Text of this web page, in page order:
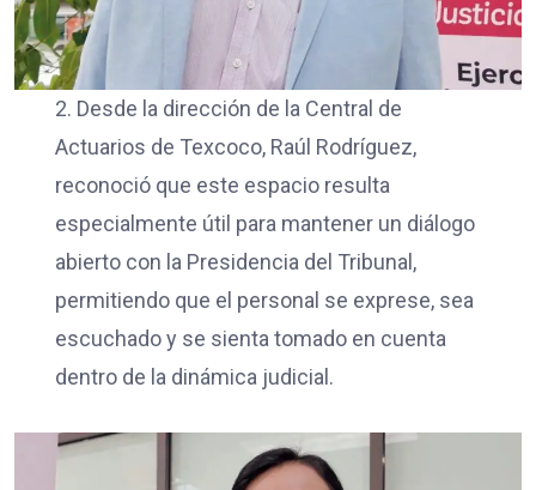
2. Desde la dirección de la Central de
Actuarios de Texcoco, Raúl Rodríguez,
reconoció que este espacio resulta
especialmente útil para mantener un diálogo
abierto con la Presidencia del Tribunal,
permitiendo que el personal se exprese, sea
escuchado y se sienta tomado en cuenta
dentro de la dinámica judicial.